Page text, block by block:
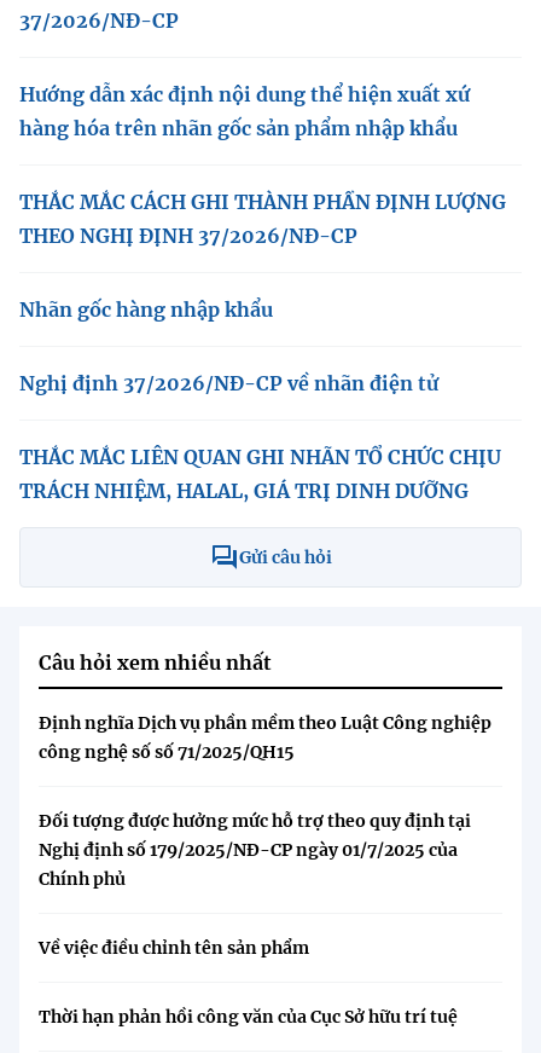
37/2026/NĐ-CP
Hướng dẫn xác định nội dung thể hiện xuất xứ
hàng hóa trên nhãn gốc sản phẩm nhập khẩu
THẮC MẮC CÁCH GHI THÀNH PHẦN ĐỊNH LƯỢNG
THEO NGHỊ ĐỊNH 37/2026/NĐ-CP
Nhãn gốc hàng nhập khẩu
Nghị định 37/2026/NĐ-CP về nhãn điện tử
THẮC MẮC LIÊN QUAN GHI NHÃN TỔ CHỨC CHỊU
TRÁCH NHIỆM, HALAL, GIÁ TRỊ DINH DƯỠNG
Gửi câu hỏi
Câu hỏi xem nhiều nhất
Định nghĩa Dịch vụ phần mềm theo Luật Công nghiệp
công nghệ số số 71/2025/QH15
Đối tượng được hưởng mức hỗ trợ theo quy định tại
Nghị định số 179/2025/NĐ-CP ngày 01/7/2025 của
Chính phủ
Về việc điều chỉnh tên sản phẩm
Thời hạn phản hồi công văn của Cục Sở hữu trí tuệ